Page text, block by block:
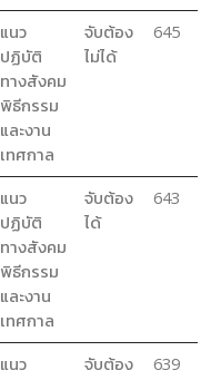
แนว
ปฏิบัติ
ทางสังคม
พิธีกรรม
และงาน
เทศกาล
จับต้อง
ไม่ได้
645
แนว
ปฏิบัติ
ทางสังคม
พิธีกรรม
และงาน
เทศกาล
จับต้อง
ได้
643
แนว
จับต้อง
639